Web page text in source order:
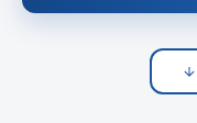
Mann-filter